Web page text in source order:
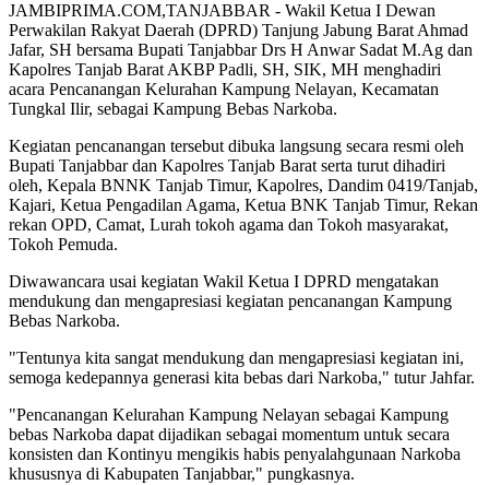
JAMBIPRIMA.COM,TANJABBAR - Wakil Ketua I Dewan
Perwakilan Rakyat Daerah (DPRD) Tanjung Jabung Barat Ahmad
Jafar, SH bersama Bupati Tanjabbar Drs H Anwar Sadat M.Ag dan
Kapolres Tanjab Barat AKBP Padli, SH, SIK, MH menghadiri
acara Pencanangan Kelurahan Kampung Nelayan, Kecamatan
Tungkal Ilir, sebagai Kampung Bebas Narkoba.
Kegiatan pencanangan tersebut dibuka langsung secara resmi oleh
Bupati Tanjabbar dan Kapolres Tanjab Barat serta turut dihadiri
oleh, Kepala BNNK Tanjab Timur, Kapolres, Dandim 0419/Tanjab,
Kajari, Ketua Pengadilan Agama, Ketua BNK Tanjab Timur, Rekan
rekan OPD, Camat, Lurah tokoh agama dan Tokoh masyarakat,
Tokoh Pemuda.
Diwawancara usai kegiatan Wakil Ketua I DPRD mengatakan
mendukung dan mengapresiasi kegiatan pencanangan Kampung
Bebas Narkoba.
"Tentunya kita sangat mendukung dan mengapresiasi kegiatan ini,
semoga kedepannya generasi kita bebas dari Narkoba," tutur Jahfar.
"Pencanangan Kelurahan Kampung Nelayan sebagai Kampung
bebas Narkoba dapat dijadikan sebagai momentum untuk secara
konsisten dan Kontinyu mengikis habis penyalahgunaan Narkoba
khususnya di Kabupaten Tanjabbar," pungkasnya.